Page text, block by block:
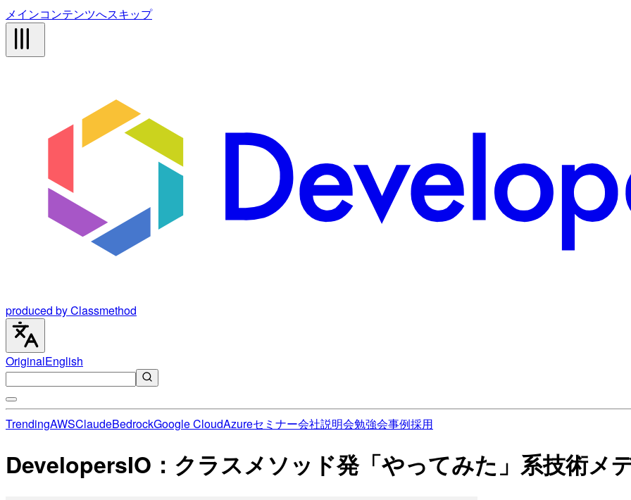
メインコンテンツへスキップ
produced by Classmethod
OriginalEnglish
TrendingAWSClaudeBedrockGoogle CloudAzureセミナー会社説明会勉強会事例採用
DevelopersIO：クラスメソッド発「やってみた」系技術メ